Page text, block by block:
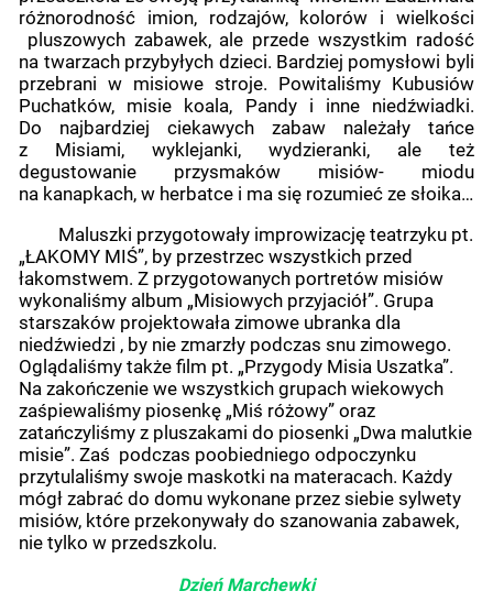
różnorodność imion, rodzajów, kolorów i wielkości
pluszowych zabawek, ale przede wszystkim radość
na twarzach przybyłych dzieci. Bardziej pomysłowi byli
przebrani w misiowe stroje. Powitaliśmy Kubusiów
Puchatków, misie koala, Pandy i inne niedźwiadki.
Do najbardziej ciekawych zabaw należały tańce
z Misiami, wyklejanki, wydzieranki, ale też
degustowanie przysmaków misiów- miodu
na kanapkach, w herbatce i ma się rozumieć ze słoika…
Maluszki przygotowały improwizację teatrzyku pt.
„ŁAKOMY MIŚ”, by przestrzec wszystkich przed
łakomstwem. Z przygotowanych portretów misiów
wykonaliśmy album „Misiowych przyjaciół”. Grupa
starszaków projektowała zimowe ubranka dla
niedźwiedzi , by nie zmarzły podczas snu zimowego.
Oglądaliśmy także film pt. „Przygody Misia Uszatka”.
Na zakończenie we wszystkich grupach wiekowych
zaśpiewaliśmy piosenkę „Miś różowy” oraz
zatańczyliśmy z pluszakami do piosenki „Dwa malutkie
misie”. Zaś podczas poobiedniego odpoczynku
przytulaliśmy swoje maskotki na materacach. Każdy
mógł zabrać do domu wykonane przez siebie sylwety
misiów, które przekonywały do szanowania zabawek,
nie tylko w przedszkolu.
Dzień Marchewki